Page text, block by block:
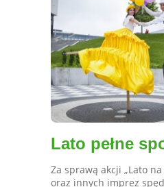
Lato pełne
Za sprawą akcji „Lato na
oraz innych imprez